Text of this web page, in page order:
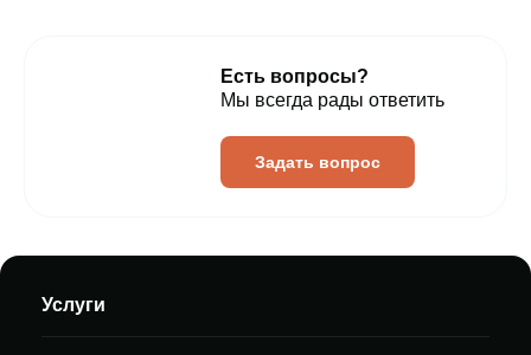
Есть вопросы?
Мы всегда рады ответить
Задать вопрос
Услуги